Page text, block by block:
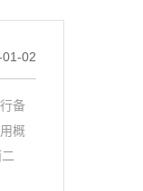
02
备
概